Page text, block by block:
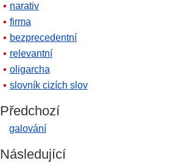
narativ
firma
bezprecedentní
relevantní
oligarcha
slovník cizích slov
Předchozí
galování
Následující